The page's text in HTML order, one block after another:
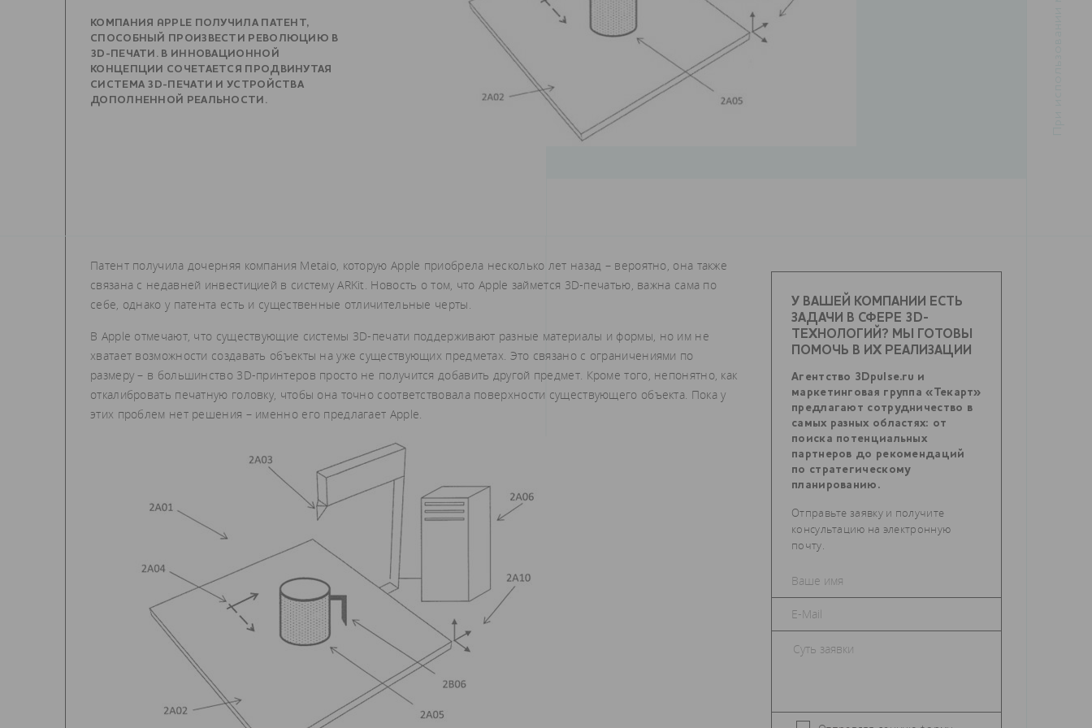
КОМПАНИЯ APPLE ПОЛУЧИЛА ПАТЕНТ,
СПОСОБНЫЙ ПРОИЗВЕСТИ РЕВОЛЮЦИЮ В
3D-ПЕЧАТИ. В ИННОВАЦИОННОЙ
КОНЦЕПЦИИ СОЧЕТАЕТСЯ ПРОДВИНУТАЯ
СИСТЕМА 3D-ПЕЧАТИ И УСТРОЙСТВА
ДОПОЛНЕННОЙ РЕАЛЬНОСТИ.
Патент получила дочерняя компания Metaio, которую Apple приобрела несколько лет назад – вероятно, она также
связана с недавней инвестицией в систему ARKit. Новость о том, что Apple займется 3D-печатью, важна сама по
себе, однако у патента есть и существенные отличительные черты.
В Apple отмечают, что существующие системы 3D-печати поддерживают разные материалы и формы, но им не
хватает возможности создавать объекты на уже существующих предметах. Это связано с ограничениями по
размеру – в большинство 3D-принтеров просто не получится добавить другой предмет. Кроме того, непонятно, как
откалибровать печатную головку, чтобы она точно соответствовала поверхности существующего объекта. Пока у
этих проблем нет решения – именно его предлагает Apple.
У ВАШЕЙ КОМПАНИИ ЕСТЬ
ЗАДАЧИ В СФЕРЕ 3D-
ТЕХНОЛОГИЙ? МЫ ГОТОВЫ
ПОМОЧЬ В ИХ РЕАЛИЗАЦИИ
Агентство 3Dpulse.ru и
маркетинговая группа «Текарт»
предлагают сотрудничество в
самых разных областях: от
поиска потенциальных
партнеров до рекомендаций
по стратегическому
планированию.
Отправьте заявку и получите
консультацию на электронную
почту.